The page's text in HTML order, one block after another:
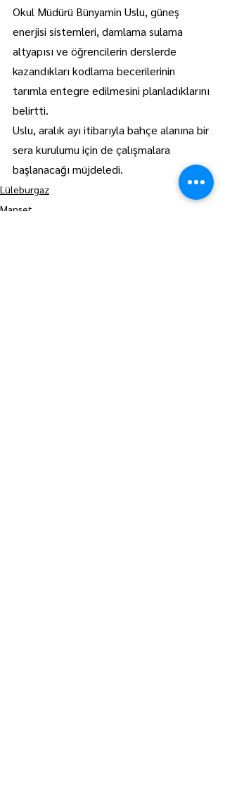
Okul Müdürü Bünyamin Uslu, güneş
enerjisi sistemleri, damlama sulama
altyapısı ve öğrencilerin derslerde
kazandıkları kodlama becerilerinin
tarımla entegre edilmesini planladıklarını
belirtti.
Uslu, aralık ayı itibarıyla bahçe alanına bir
sera kurulumu için de çalışmalara
başlanacağı müjdeledi.
Lüleburgaz
Manşet